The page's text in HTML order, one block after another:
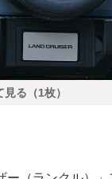
る（1枚）